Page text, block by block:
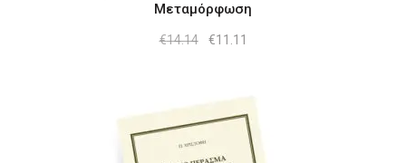
Μεταμόρφωση
€14.14
Original
€11.11